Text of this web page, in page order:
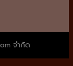
จำกัด